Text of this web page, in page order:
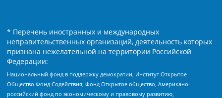
* Перечень иностранных и международных
неправительственных организаций, деятельность которых
признана нежелательной на территории Российской
Федерации:
Национальный фонд в поддержку демократии, Институт Открытое
Общество Фонд Содействия, Фонд Открытое общество, Американо-
российский фонд по экономическому и правовому развитию,